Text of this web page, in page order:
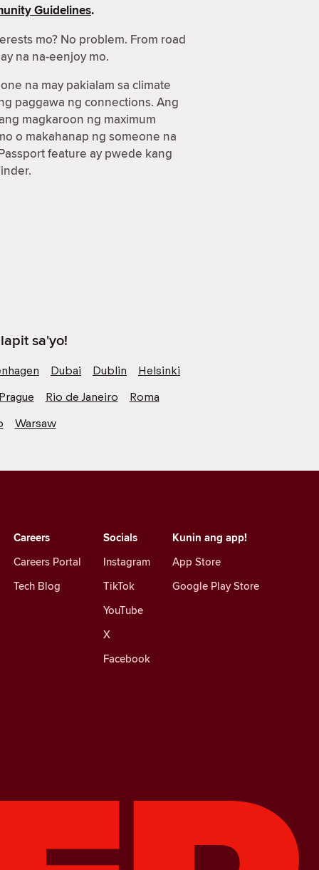
Guidelines.
mo? No problem. From road
na na-eenjoy mo.
na may pakialam sa climate
paggawa ng connections. Ang
magkaroon ng maximum
o makahanap ng someone na
feature ay pwede kang
sa'yo!
Dubai Dublin
Helsinki
Rio de Janeiro
Roma
Warsaw
Socials
Instagram
TikTok
YouTube
X
Facebook
Careers
Careers Portal
Tech Blog
Kunin ang app!
App Store
Google Play Store